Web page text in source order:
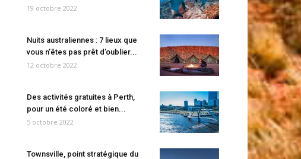
19 octobre 2022
Nuits australiennes : 7 lieux que
vous n’êtes pas prêt d’oublier...
12 octobre 2022
Des activités gratuites à Perth,
pour un été coloré et bien...
5 octobre 2022
Townsville, point stratégique du